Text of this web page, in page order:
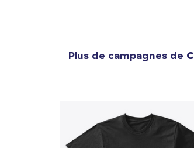
Plus de campagnes de